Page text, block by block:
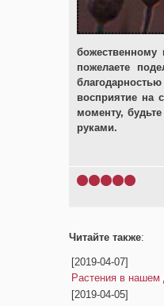
пожелаете
восприятие на
моменту,
руками.
Читайте также:
[2019-04-07]
Растения в нашем
[2019-04-05]